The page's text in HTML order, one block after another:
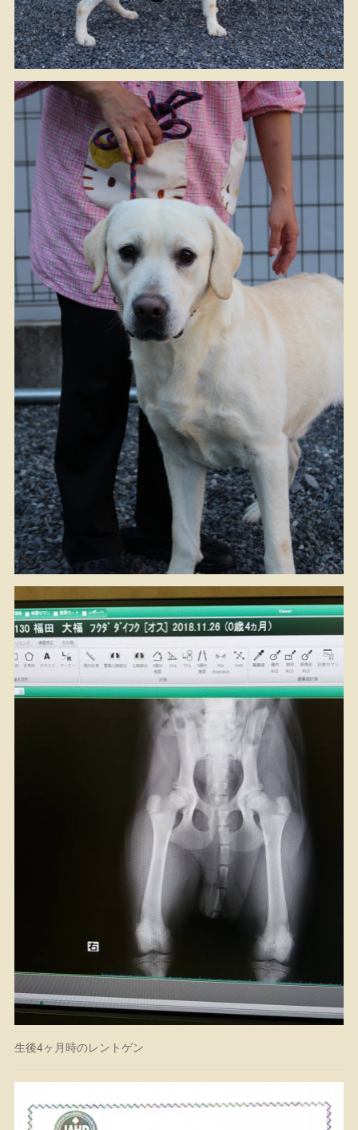
生後4ヶ月時のレントゲン